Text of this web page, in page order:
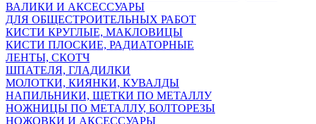
ВАЛИКИ И АКСЕССУАРЫ
ДЛЯ ОБЩЕСТРОИТЕЛЬНЫХ РАБОТ
КИСТИ КРУГЛЫЕ, МАКЛОВИЦЫ
КИСТИ ПЛОСКИЕ, РАДИАТОРНЫЕ
ЛЕНТЫ, СКОТЧ
ШПАТЕЛЯ, ГЛАДИЛКИ
МОЛОТКИ, КИЯНКИ, КУВАЛДЫ
НАПИЛЬНИКИ, ЩЕТКИ ПО МЕТАЛЛУ
НОЖНИЦЫ ПО МЕТАЛЛУ, БОЛТОРЕЗЫ
НОЖОВКИ И АКСЕССУАРЫ